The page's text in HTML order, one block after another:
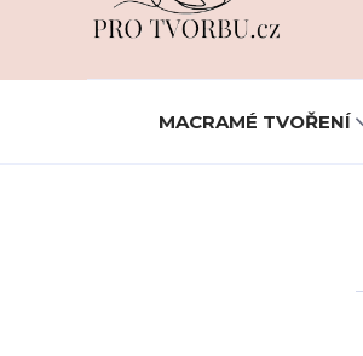
MACRAMÉ TVOŘENÍ